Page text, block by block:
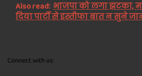
Also read: भाजपा को लगा झटका,
दिया पार्टी से इस्तीफा बात न सुने
Connect with us: